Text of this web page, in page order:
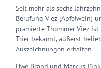
Seit mehr als sechs
Berufung Viez (Apfelwein)
prämierte Thommer Viez
Trier bekannt, äußerst
Auszeichnungen erhalten.
Uwe Brand und Markus